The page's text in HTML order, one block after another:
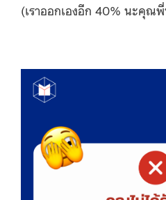
(เราออกเองอีก 40% นะคุณ